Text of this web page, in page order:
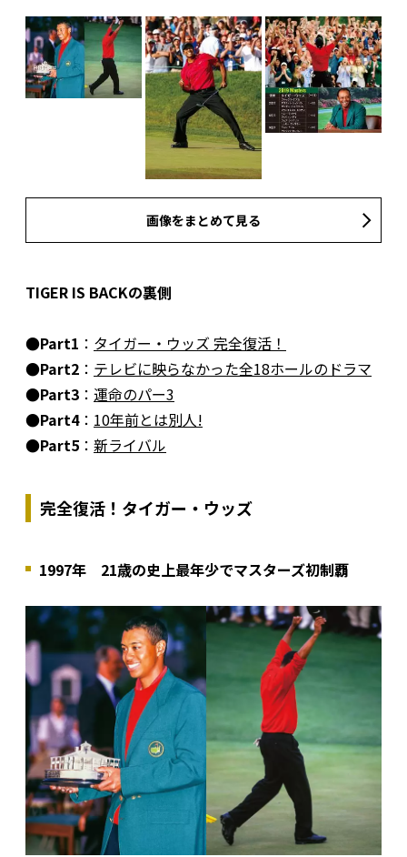
画像をまとめて見る
TIGER IS BACKの裏側
●Part1 ： タイガー・ウッズ 完全復活！
●Part2 ： テレビに映らなかった全18ホールのドラマ
●Part3 ： 運命のパー3
●Part4： 10年前とは別人!
●Part5 ： 新ライバル
完全復活！タイガー・ウッズ
1997年 21歳の史上最年少でマスターズ初制覇